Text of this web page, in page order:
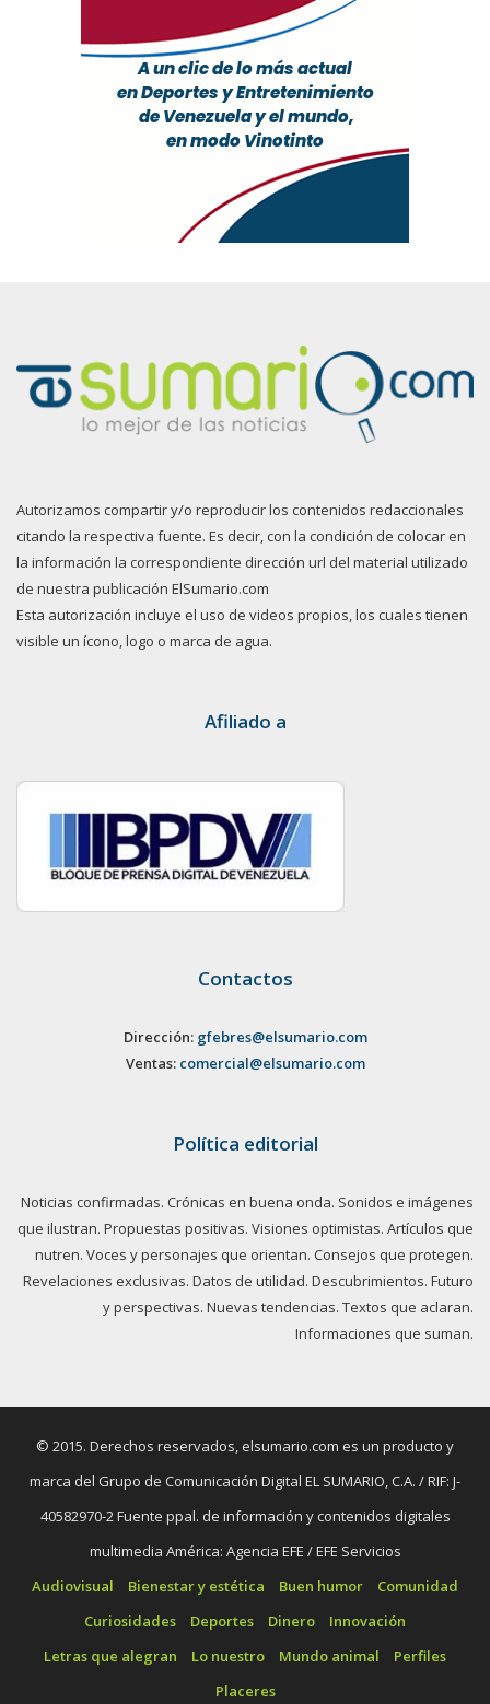
Autorizamos compartir y/o reproducir los contenidos redaccionales
citando la respectiva fuente. Es decir, con la condición de colocar en
la información la correspondiente dirección url del material utilizado
de nuestra publicación ElSumario.com
Esta autorización incluye el uso de videos propios, los cuales tienen
visible un ícono, logo o marca de agua.
Afiliado a
Contactos
Dirección: gfebres@elsumario.com
Ventas: comercial@elsumario.com
Política editorial
Noticias confirmadas. Crónicas en buena onda. Sonidos e imágenes
que ilustran. Propuestas positivas. Visiones optimistas. Artículos que
nutren. Voces y personajes que orientan. Consejos que protegen.
Revelaciones exclusivas. Datos de utilidad. Descubrimientos. Futuro
y perspectivas. Nuevas tendencias. Textos que aclaran.
Informaciones que suman.
© 2015. Derechos reservados, elsumario.com es un producto y
marca del Grupo de Comunicación Digital EL SUMARIO, C.A. / RIF: J-
40582970-2 Fuente ppal. de información y contenidos digitales
multimedia América: Agencia EFE / EFE Servicios
Audiovisual
Bienestar y estética Buen humor
Comunidad
Curiosidades
Deportes Dinero
Innovación
Letras que alegran
Lo nuestro Mundo animal
Perfiles
Placeres